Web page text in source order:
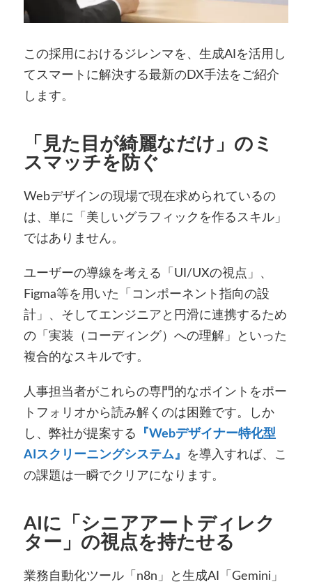
この採用におけるジレンマを、生成AIを活用し
てスマートに解決する最新のDX手法をご紹介
します。
「見た目が綺麗なだけ」のミ
スマッチを防ぐ
Webデザインの現場で現在求められているの
は、単に「美しいグラフィックを作るスキル」
ではありません。
ユーザーの導線を考える「UI/UXの視点」、
Figma等を用いた「コンポーネント指向の設
計」、そしてエンジニアと円滑に連携するため
の「実装（コーディング）への理解」といった
複合的なスキルです。
人事担当者がこれらの専門的なポイントをポー
トフォリオから読み解くのは困難です。しか
し、弊社が提案する 『Webデザイナー特化型
AIスクリーニングシステム』
を導入すれば、こ
の課題は一瞬でクリアになります。
AIに「シニアアートディレク
ター」の視点を持たせる
業務自動化ツール「n8n」と生成AI「Gemini」